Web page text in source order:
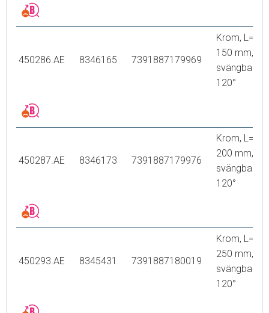
450286.AE 8346165 7391887179969
Krom, L=
150 mm,
svängbar
120°
450287.AE 8346173 7391887179976
Krom, L=
200 mm,
svängbar
120°
450293.AE 8345431 7391887180019
Krom, L=
250 mm,
svängbar
120°